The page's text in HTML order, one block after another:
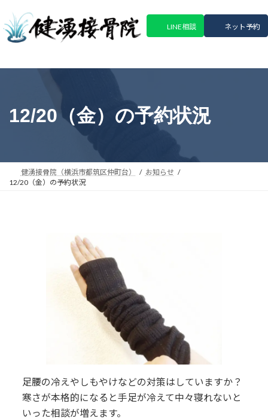
テ
ゲ
LINE相談 ネット予約
12/20（金）の予約状況
健湧接骨院（横浜市都筑区仲町台）
お知らせ
12/20（金）の予約状況
足腰の冷えやしもやけなどの対策はしていますか？
寒さが本格的になると手足が冷えて中々寝れないと
いった相談が増えます。